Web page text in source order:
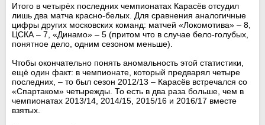
Итого в четырёх последних чемпионатах Карасёв отсудил
лишь два матча красно-белых. Для сравнения аналогичные
цифры других московских команд: матчей «Локомотива» – 8,
ЦСКА – 7, «Динамо» – 5 (притом что в случае бело-голубых,
понятное дело, одним сезоном меньше).
Чтобы окончательно понять аномальность этой статистики,
ещё один факт: в чемпионате, который предварял четыре
последних, – то был сезон 2012/13 – Карасёв встречался со
«Спартаком» четырежды. То есть в два раза больше, чем в
чемпионатах 2013/14, 2014/15, 2015/16 и 2016/17 вместе
взятых.